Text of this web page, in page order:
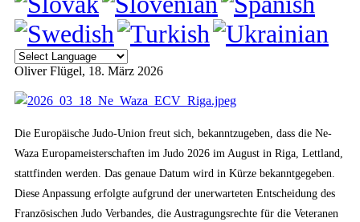
Oliver Flügel, 18. März 2026
Die Europäische Judo-Union freut sich, bekanntzugeben, dass die Ne-
Waza Europameisterschaften im Judo 2026 im August in Riga, Lettland,
stattfinden werden. Das genaue Datum wird in Kürze bekanntgegeben.
Diese Anpassung erfolgte aufgrund der unerwarteten Entscheidung des
Französischen Judo Verbandes, die Austragungsrechte für die Veteranen